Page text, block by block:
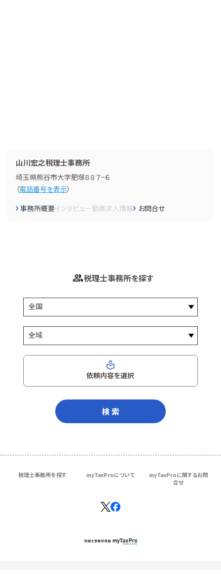
山川宏之税理士事務所
埼玉県熊谷市大字肥塚８８７−６
（電話番号を表示）
事務所概要インタビュー動画求人情報 お問合せ
税理士事務所を探す
依頼内容を選択
検 索
税理士事務所を探す myTaxProについて
myTaxProに関するお問
合せ